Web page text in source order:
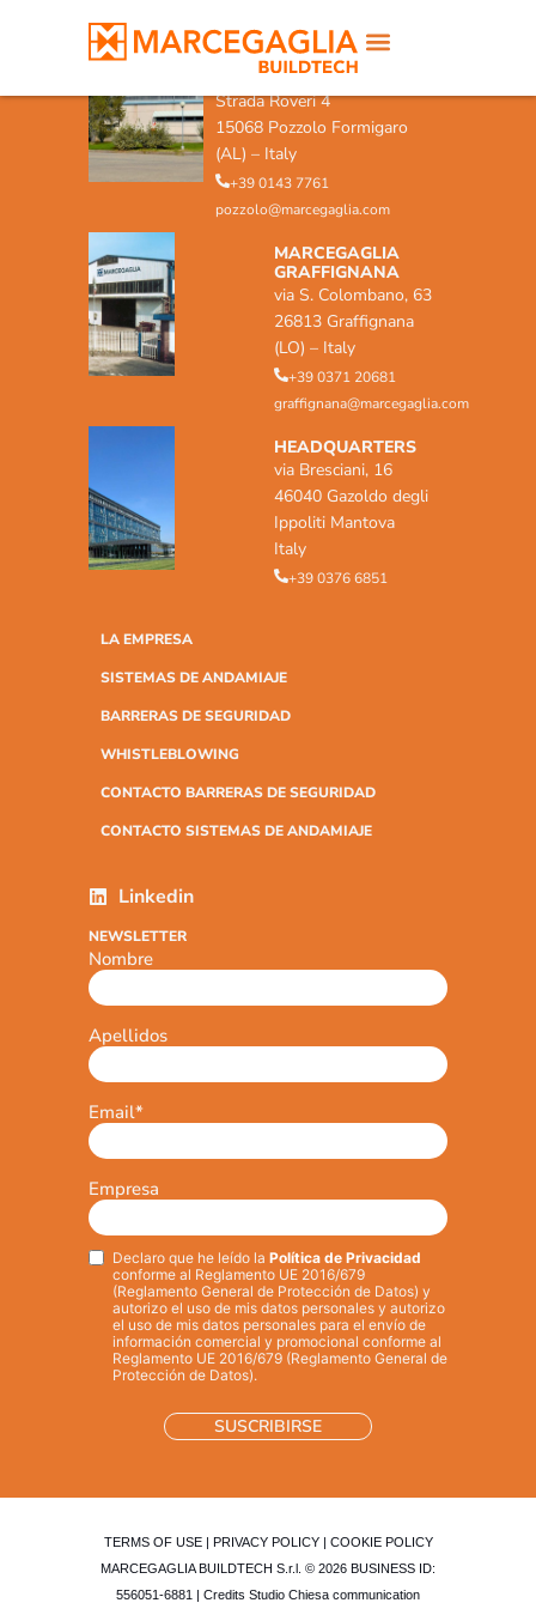
MARCEGAGLIA POZZOLO
FORMIGARO
Strada Roveri 4
15068 Pozzolo Formigaro
(AL) – Italy
+39 0143 7761
pozzolo@marcegaglia.com
MARCEGAGLIA
GRAFFIGNANA
via S. Colombano, 63
26813 Graffignana
(LO) – Italy
+39 0371 20681
graffignana@marcegaglia.com
HEADQUARTERS
via Bresciani, 16
46040 Gazoldo degli
Ippoliti Mantova
Italy
+39 0376 6851
LA EMPRESA
SISTEMAS DE ANDAMIAJE
BARRERAS DE SEGURIDAD
WHISTLEBLOWING
CONTACTO BARRERAS DE SEGURIDAD
CONTACTO SISTEMAS DE ANDAMIAJE
Linkedin
NEWSLETTER
Nombre
Apellidos
Email*
Empresa
Privacy*
Declaro que he leído la Política de Privacidad
conforme al Reglamento UE 2016/679
(Reglamento General de Protección de Datos) y
autorizo el uso de mis datos personales y autorizo
el uso de mis datos personales para el envío de
información comercial y promocional conforme al
Reglamento UE 2016/679 (Reglamento General de
Protección de Datos).
TERMS OF USE| PRIVACY POLICY| COOKIE POLICY
MARCEGAGLIA BUILDTECH S.r.l. © 2026 BUSINESS ID:
556051-6881 | Credits Studio Chiesa communication